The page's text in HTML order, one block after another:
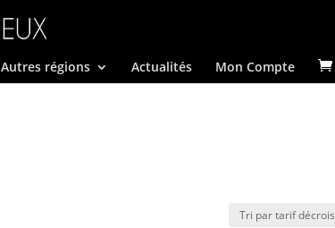
Autres régions Actualités Mon Compte